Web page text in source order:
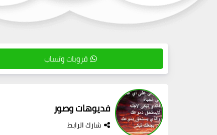
قروبات وتساب
فديوهات وصور
شارك الرابط